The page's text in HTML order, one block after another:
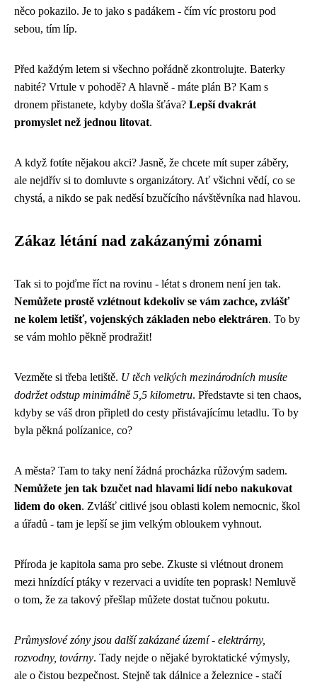
něco pokazilo. Je to jako s padákem - čím víc prostoru pod
sebou, tím líp.
Před každým letem si všechno pořádně zkontrolujte. Baterky
nabité? Vrtule v pohodě? A hlavně - máte plán B? Kam s
dronem přistanete, kdyby došla šťáva? Lepší dvakrát
promyslet než jednou litovat.
A když fotíte nějakou akci? Jasně, že chcete mít super záběry,
ale nejdřív si to domluvte s organizátory. Ať všichni vědí, co se
chystá, a nikdo se pak neděsí bzučícího návštěvníka nad hlavou.
Zákaz létání nad zakázanými zónami
Tak si to pojďme říct na rovinu - létat s dronem není jen tak.
Nemůžete prostě vzlétnout kdekoliv se vám zachce, zvlášť
ne kolem letišť, vojenských základen nebo elektráren. To by
se vám mohlo pěkně prodražit!
Vezměte si třeba letiště. U těch velkých mezinárodních musíte
dodržet odstup minimálně 5,5 kilometru. Představte si ten chaos,
kdyby se váš dron připletl do cesty přistávajícímu letadlu. To by
byla pěkná polízanice, co?
A města? Tam to taky není žádná procházka růžovým sadem.
Nemůžete jen tak bzučet nad hlavami lidí nebo nakukovat
lidem do oken. Zvlášť citlivé jsou oblasti kolem nemocnic, škol
a úřadů - tam je lepší se jim velkým obloukem vyhnout.
Příroda je kapitola sama pro sebe. Zkuste si vlétnout dronem
mezi hnízdící ptáky v rezervaci a uvidíte ten poprask! Nemluvě
o tom, že za takový přešlap můžete dostat tučnou pokutu.
Průmyslové zóny jsou další zakázané území - elektrárny,
rozvodny, továrny. Tady nejde o nějaké byroktatické výmysly,
ale o čistou bezpečnost. Stejně tak dálnice a železnice - stačí